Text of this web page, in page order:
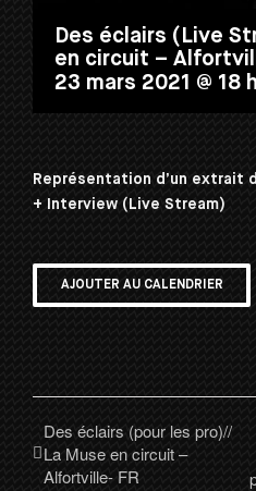
Des éclairs (Live
en circuit –
23 mars 2021 @ 18
Représentation d’un extrait
+ Interview (Live Stream)
AJOUTER AU CALENDRIER
Des éclairs (pour les pro)//
La Muse en circuit –
Alfortville- FR